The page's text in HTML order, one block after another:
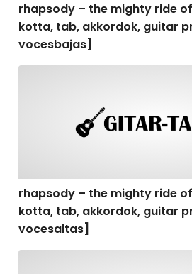
rhapsody – the mighty ride
kotta, tab, akkordok, guitar
vocesbajas]
rhapsody – the mighty ride
kotta, tab, akkordok, guitar
vocesaltas]